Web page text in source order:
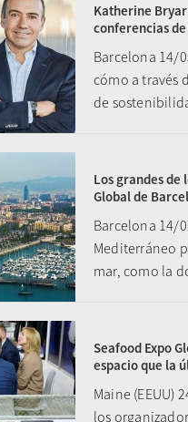
Katherine Bryar
conferencias
Barcelona 14/
cómo a través
de
Los grandes de
Global de
Barcelona 14/
Mediterráneo
mar, como la
Seafood Expo
espacio que la
Maine (EEUU)
los